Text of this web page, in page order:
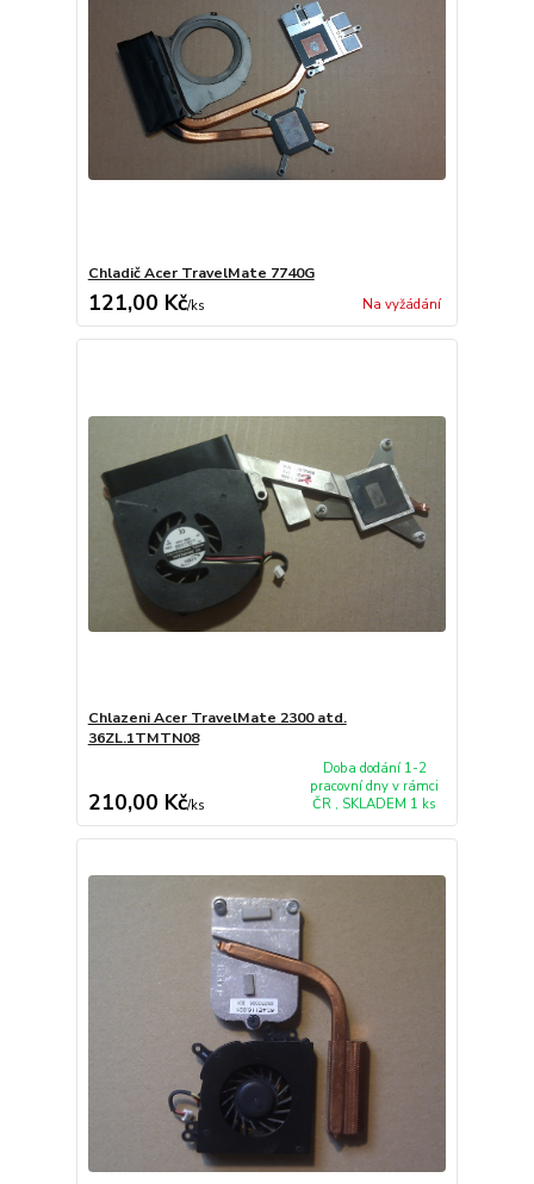
Chladič Acer TravelMate 7740G
121,00 Kč/ks Na vyžádání
Chlazeni Acer TravelMate 2300 atd.
36ZL.1TMTN08
210,00 Kč/ks
Doba dodání 1-2
pracovní dny v rámci
ČR , SKLADEM 1 ks